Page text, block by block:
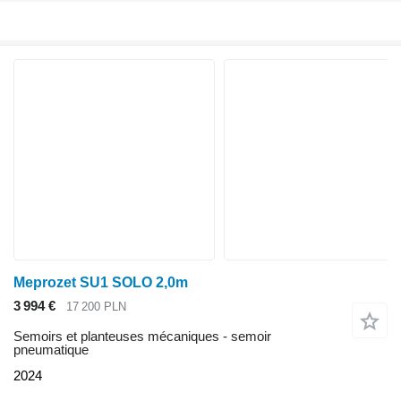
Meprozet SU1 SOLO 2,0m
3 994 €
17 200 PLN
Semoirs et planteuses mécaniques - semoir
pneumatique
2024